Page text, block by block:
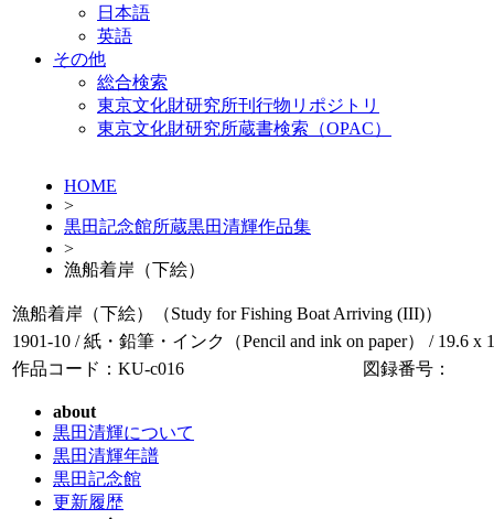
日本語
英語
その他
総合検索
東京文化財研究所刊行物リポジトリ
東京文化財研究所蔵書検索（OPAC）
HOME
>
黒田記念館所蔵黒田清輝作品集
>
漁船着岸（下絵）
漁船着岸（下絵）（Study for Fishing Boat Arriving (III)）
1901-10 / 紙・鉛筆・インク（Pencil and ink on paper） / 19.6 x
作品コード：KU-c016
図録番号：
about
黒田清輝について
黒田清輝年譜
黒田記念館
更新履歴